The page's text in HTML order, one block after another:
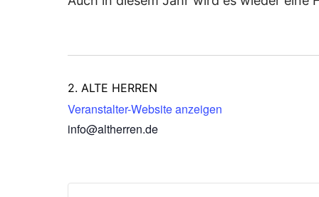
2. ALTE HERREN
Veranstalter-Website anzeigen
info@altherren.de